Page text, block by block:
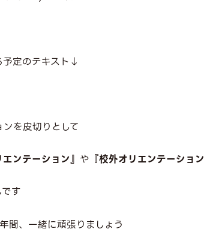
定のテキスト↓
を皮切りとして
ンテーション』 や 『校外オリエンテーション
す
間、一緒に頑張りましょう